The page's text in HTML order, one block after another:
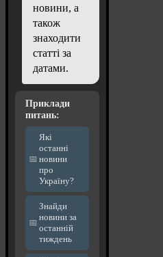
новини, а
також
знаходити
статті за
датами.
Приклади
питань:
Які
останні
новини
про
Україну?
Знайди
новини за
останній
тиждень